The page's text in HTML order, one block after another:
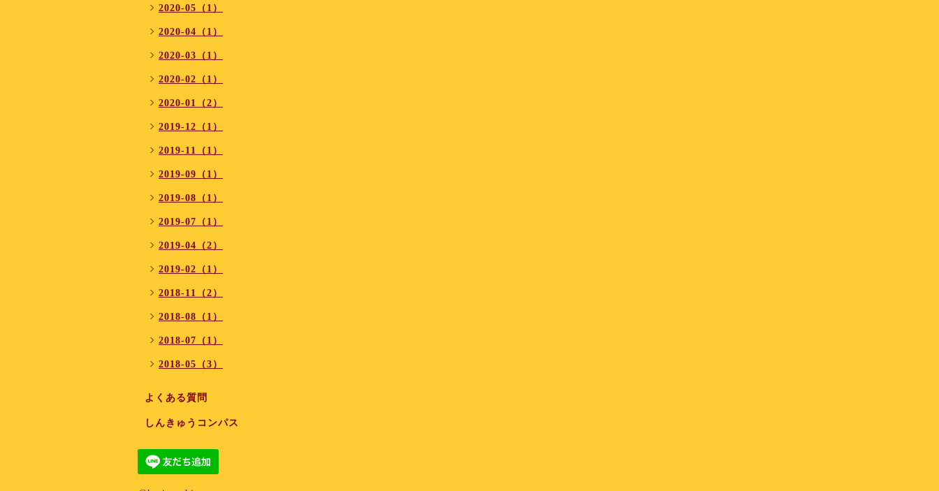
2020-05（1）
2020-04（1）
2020-03（1）
2020-02（1）
2020-01（2）
2019-12（1）
2019-11（1）
2019-09（1）
2019-08（1）
2019-07（1）
2019-04（2）
2019-02（1）
2018-11（2）
2018-08（1）
2018-07（1）
2018-05（3）
よくある質問
しんきゅうコンパス